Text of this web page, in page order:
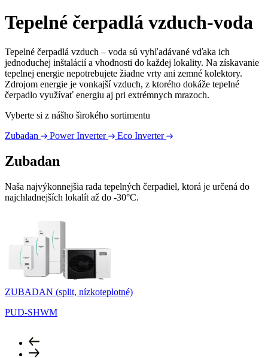
Tepelné čerpadlá vzduch-voda
Tepelné čerpadlá vzduch – voda sú vyhľadávané vďaka ich
jednoduchej inštalácií a vhodnosti do každej lokality. Na získavanie
tepelnej energie nepotrebujete žiadne vrty ani zemné kolektory.
Zdrojom energie je vonkajší vzduch, z ktorého dokáže tepelné
čerpadlo využívať energiu aj pri extrémnych mrazoch.
Vyberte si z nášho širokého sortimentu
Zubadan
Power Inverter Eco Inverter
Zubadan
Naša najvýkonnejšia rada tepelných čerpadiel, ktorá je určená do
najchladnejších lokalít až do -30°C.
ZUBADAN (split, nízkoteplotné)
PUD-SHWM